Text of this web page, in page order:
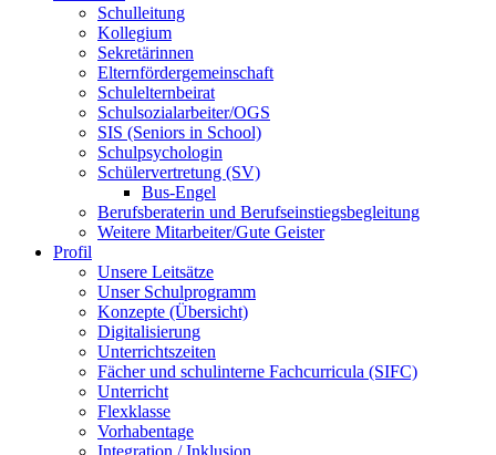
Schulleitung
Kollegium
Sekretärinnen
Elternfördergemeinschaft
Schulelternbeirat
Schulsozialarbeiter/OGS
SIS (Seniors in School)
Schulpsychologin
Schülervertretung (SV)
Bus-Engel
Berufsberaterin und Berufseinstiegsbegleitung
Weitere Mitarbeiter/Gute Geister
Profil
Unsere Leitsätze
Unser Schulprogramm
Konzepte (Übersicht)
Digitalisierung
Unterrichtszeiten
Fächer und schulinterne Fachcurricula (SIFC)
Unterricht
Flexklasse
Vorhabentage
Integration / Inklusion